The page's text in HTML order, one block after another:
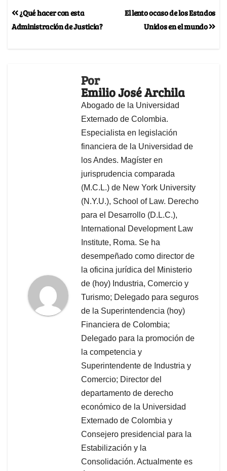
El lento ocaso de los Estados
Unidos en el mundo
¿Qué hacer con esta
Administración de Justicia?
Por
Emilio José Archila
Abogado de la Universidad
Externado de Colombia.
Especialista en legislación
financiera de la Universidad de
los Andes. Magíster en
jurisprudencia comparada
(M.C.L.) de New York University
(N.Y.U.), School of Law. Derecho
para el Desarrollo (D.L.C.),
International Development Law
Institute, Roma. Se ha
desempeñado como director de
la oficina jurídica del Ministerio
de (hoy) Industria, Comercio y
Turismo; Delegado para seguros
de la Superintendencia (hoy)
Financiera de Colombia;
Delegado para la promoción de
la competencia y
Superintendente de Industria y
Comercio; Director del
departamento de derecho
económico de la Universidad
Externado de Colombia y
Consejero presidencial para la
Estabilización y la
Consolidación. Actualmente es